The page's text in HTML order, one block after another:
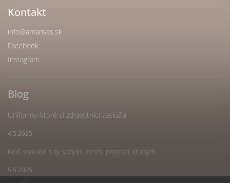
Kontakt
info@amarivas.sk
Facebook
Instagram
Blog
Uniformy, ktoré si zdravotníci zaslúžia
4.5.2025
Keď rodinné sny spájajú cestu pomoci druhým
5.5.2025